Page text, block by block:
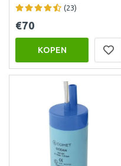
(23)
€70
KOPEN